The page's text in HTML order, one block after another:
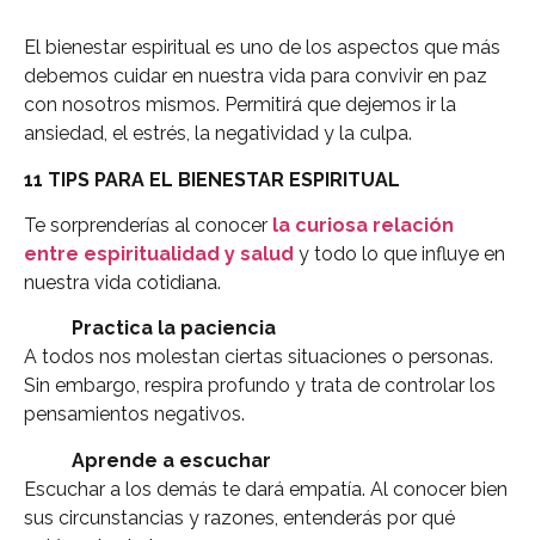
El bienestar espiritual es uno de los aspectos que más
debemos cuidar en nuestra vida para convivir en paz
con nosotros mismos. Permitirá que dejemos ir la
ansiedad, el estrés, la negatividad y la culpa.
11 TIPS PARA EL BIENESTAR ESPIRITUAL
Te sorprenderías al conocer la curiosa relación
entre espiritualidad y salud y todo lo que influye en
nuestra vida cotidiana.
Practica la paciencia
A todos nos molestan ciertas situaciones o personas.
Sin embargo, respira profundo y trata de controlar los
pensamientos negativos.
Aprende a escuchar
Escuchar a los demás te dará empatía. Al conocer bien
sus circunstancias y razones, entenderás por qué